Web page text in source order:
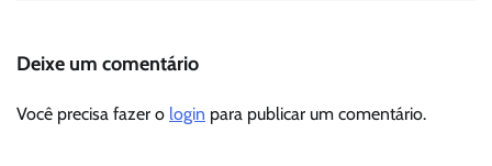
Deixe um comentário
Você precisa fazer o login para publicar um comentário.